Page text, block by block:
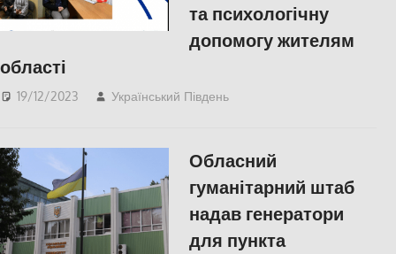
та психологічну
допомогу жителям
області
19/12/2023 Український Південь
Обласний
гуманітарний штаб
надав генератори
для пункта